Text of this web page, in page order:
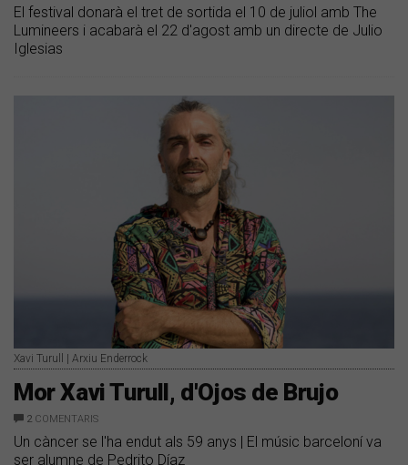
El festival donarà el tret de sortida el 10 de juliol amb The
Lumineers i acabarà el 22 d'agost amb un directe de Julio
Iglesias
Xavi Turull | Arxiu Enderrock
Mor Xavi Turull, d'Ojos de Brujo
2 COMENTARIS
Un càncer se l'ha endut als 59 anys | El músic barceloní va
ser alumne de Pedrito Díaz